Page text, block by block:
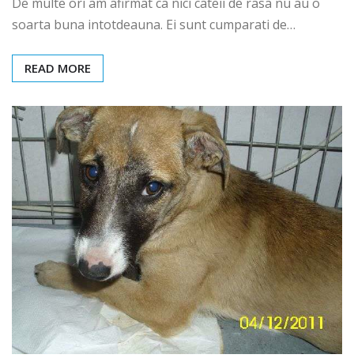
soarta buna intotdeauna. Ei sunt cumparati de…
READ MORE